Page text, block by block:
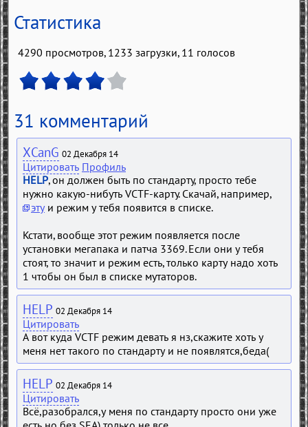
Статистика
4290 просмотров, 1233 загрузки, 11 голосов
31 комментарий
XCanG 02 Декабря 14
Цитировать Профиль
HELP, он должен быть по стандарту, просто тебе
нужно какую-нибуть VCTF-карту. Скачай, например,
этуи режим у тебя появится в списке.
Кстати, вообще этот режим появляется после
установки мегапака и патча 3369. Если они у тебя
стоят, то значит и режим есть, только карту надо хоть
1 чтобы он был в списке мутаторов.
HELP 02 Декабря 14
Цитировать
А вот куда VCTF режим девать я нз,скажите хоть у
меня нет такого по стандарту и не появлятся,беда(
HELP 02 Декабря 14
Цитировать
Всё,разобрался,у меня по стандарту просто они уже